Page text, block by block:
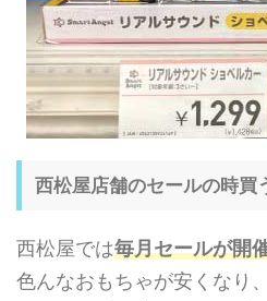
西松屋店舗のセールの時買
西松屋では毎月セールが開
色んなおもちゃが安くなり